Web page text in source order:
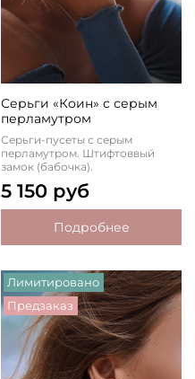
Серьги «Коин» с серым
перламутром
Серьги-пусеты с серым
перламутром. Штифтоввый
замок (бабочка).
5 150 руб
Подробнее
Лимитировано
Предзаказ